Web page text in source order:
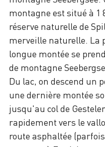
montagne est situé à 1
réserve naturelle de
merveille naturelle. La
longue montée se
de montagne
Du lac, on descend un
une dernière montée
jusqu'au col de
rapidement vers le
route asphaltée